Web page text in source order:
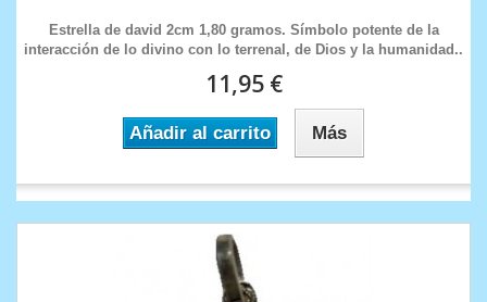
Estrella de david 2cm 1,80 gramos. Símbolo potente de la
interacción de lo divino con lo terrenal, de Dios y la humanidad..
11,95 €
Añadir al carrito Más